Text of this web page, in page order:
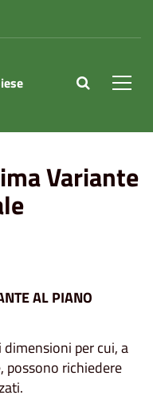
site.searc
Variante
AL PIANO
per cui, a
possono richiedere